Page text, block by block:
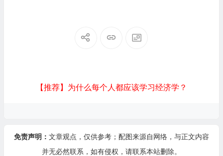
【推荐】为什么每个人都应该学习经济学？
免责声明： 文章观点，仅供参考；配图来源自网络，与正文内容
并无必然联系，如有侵权，请联系本站删除。